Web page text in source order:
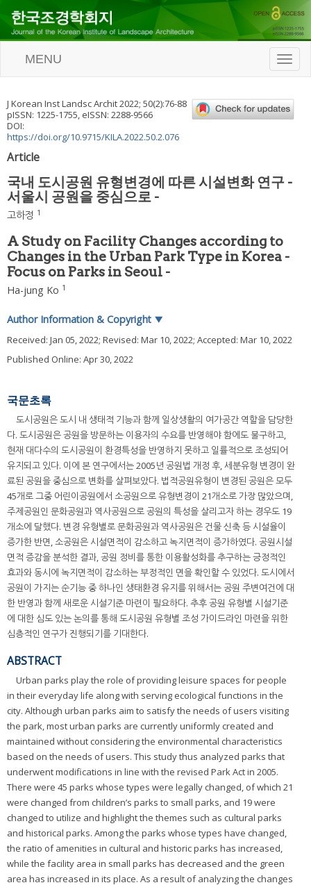
T
o
l
e
g
MENU
J Korean Inst Landsc Archit2022; 50(2):76-88
pISSN: 1225-1755, eISSN: 2288-9566
DOI:
https://doi.org/10.9715/KILA.2022.50.2.076
Article
국내 도시공원 유형변경에 따른 시설변화 연구 -
서울시 공원을 중심으로 -
고하정 1
A Study on Facility Changes according to
Changes in the Urban Park Type in Korea -
Focus on Parks in Seoul -
Ha-jung Ko 1
Author Information & Copyright ▼
Received: Jan 05, 2022; Revised: Mar 10, 2022; Accepted: Mar 10, 2022
Published Online: Apr 30, 2022
국문초록
도시공원은 도시 내 생태적 기능과 함께 일상생활의 여가공간 역할을 담당한
다. 도시공원은 공원을 방문하는 이용자의 수요를 반영해야 함에도 불구하고,
현재 대다수의 도시공원이 환경특성을 반영하지 못하고 일률적으로 조성되어
유지되고 있다. 이에 본 연구에서는 2005년 공원법 개정 후, 세분유형 변경이 완
료된 공원을 중심으로 변화를 살펴보았다. 법적공원유형이 변경된 공원은 모두
45개로 그중 어린이공원에서 소공원으로 유형변경이 21개소로 가장 많았으며,
주제공원인 문화공원과 역사공원으로 공원의 특성을 살리고자 하는 경우도 19
개소에 달했다. 변경 유형별로 문화공원과 역사공원은 건물 신축 등 시설율이
증가한 반면, 소공원은 시설면적이 감소하고 녹지면적이 증가하였다. 공원시설
면적 증감을 분석한 결과, 공원 정비를 통한 이용활성화를 추구하는 긍정적인
효과와 동시에 녹지면적이 감소하는 부정적인 면을 확인할 수 있었다. 도시에서
공원이 가지는 순기능 중 하나인 생태환경 유지를 위해서는 공원 주변여건에 대
한 반영과 함께 새로운 시설기준 마련이 필요하다. 추후 공원 유형별 시설기준
에 대한 심도 있는 논의를 통해 도시공원 유형별 조성 가이드라인 마련을 위한
심층적인 연구가 진행되기를 기대한다.
ABSTRACT
Urban parks play the role of providing leisure spaces for people
in their everyday life along with serving ecological functions in the
city. Although urban parks aim to satisfy the needs of users visiting
the park, most urban parks are currently uniformly created and
maintained without considering the environmental characteristics
based on the needs of users. This study thus analyzed parks that
underwent modifications in line with the revised Park Act in 2005.
There were 45 parks whose types were legally changed, of which 21
were changed from children’s parks to small parks, and 19 were
changed to utilize and highlight the themes such as cultural parks
and historical parks. Among the parks whose types have changed,
the ratio of amenities in cultural and historic parks has increased,
while the facility area in small parks has decreased and the green
area has increased in its place. As a result of analyzing the changes